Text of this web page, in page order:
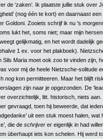
de ‘zaken’. Ik plaatste jullie stuk over
(nog één te kort) en daarnaast
Goldoni. Zooiets schrijf ik nu 's
lukt het, soms niet; maar mijn
gelijkmatig, en het wordt dadelijk
1 ex. voor het plakboek).
Sils Maria moet ook zoo te vinden zijn,
voor mij de heele Nietzsche-solitude
nogkon permitteeren. Maar het blijft
zijn naar je opgezonden. De
overzichtelijk, litt. historisch, niets aan.
gevraagd, toen hij beweerde, dat
uit een stuk moest halen, wat
die de schrijverer eigenlijk in had
überhaupt iets kon schelen. Hij werd